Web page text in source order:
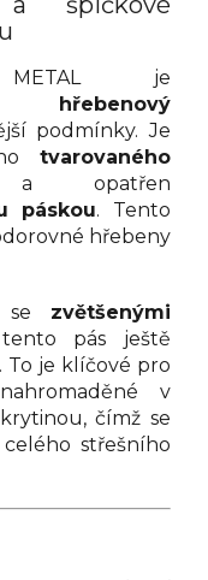
je
hřebenový
podmínky. Je
tvarovaného
a opatřen
páskou. Tento
hřebeny
zvětšenými
pás ještě
je klíčové pro
v
čímž se
střešního